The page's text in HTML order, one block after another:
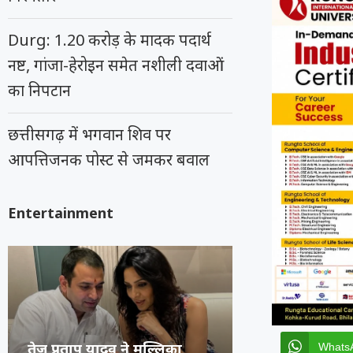
Durg: 1.20 करोड़ के मादक पदार्थ
नष्ट, गांजा-हेरोइन समेत नशीली दवाओं
का निपटान
छत्तीसगढ़ में भगवान शिव पर
आपत्तिजनक पोस्ट से जमकर बवाल
Entertainment
अभिनेता प्रदीप रावत का 74 वर्ष
कंगना ने Gen Z
सुप्रीम कोर्ट का
रूंगटा